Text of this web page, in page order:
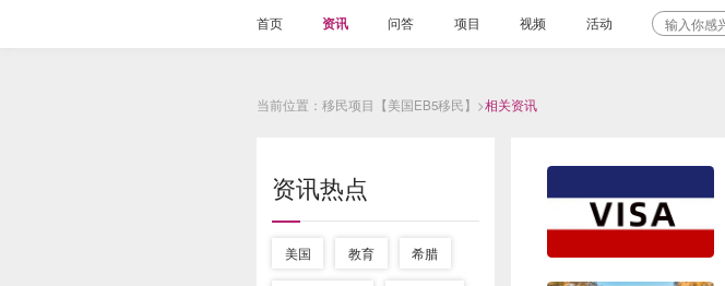
首页 资讯 问答 项目 视频 活动
当前位置：移民项目【美国EB5移民】>相关资讯
资讯热点
美国 教育 希腊